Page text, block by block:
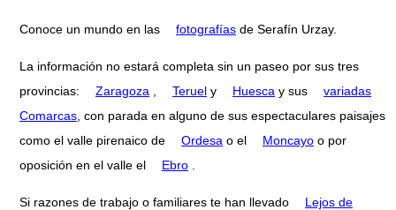
Conoce un mundo en las fotografías de Serafín Urzay.
La información no estará completa sin un paseo por sus tres
provincias:
Zaragoza Teruel y Huesca y sus
variadas
Comarcas , con parada en alguno de sus espectaculares paisajes
como el valle pirenaico de
Ordesa o el Moncayo o por
oposición en el valle el
Ebro
Si razones de trabajo o familiares te han llevado
Lejos de